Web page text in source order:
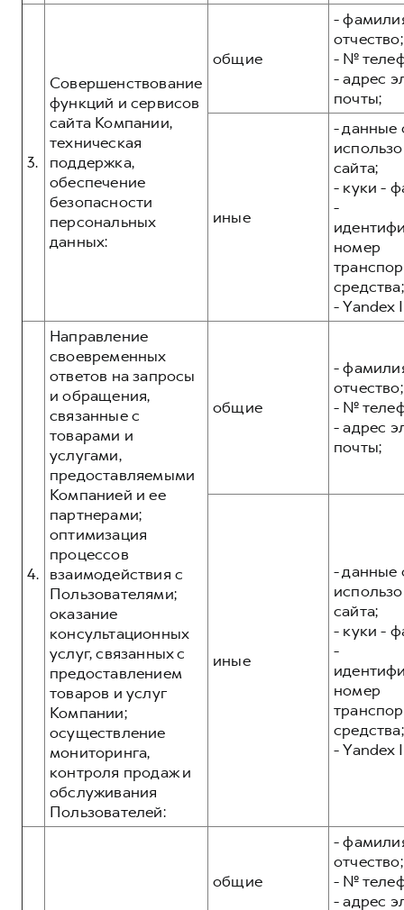
3.
Совершенствование
функций и сервисов
сайта Компании,
техническая
поддержка,
обеспечение
безопасности
персональных
данных:
общие
-
отчество;
- №
- адрес
почты;
иные
- данные
сайта;
- куки -
-
номер
средства;
- Yandex
4.
Направление
своевременных
ответов на запросы
и обращения,
связанные с
товарами и
услугами,
предоставляемыми
Компанией и ее
партнерами;
оптимизация
процессов
взаимодействия с
Пользователями;
оказание
консультационных
услуг, связанных с
предоставлением
товаров и услуг
Компании;
осуществление
мониторинга,
контроля продаж и
обслуживания
Пользователей:
общие
-
отчество;
- №
- адрес
почты;
иные
- данные
сайта;
- куки -
-
номер
средства;
- Yandex
общие
-
отчество;
- №
- адрес